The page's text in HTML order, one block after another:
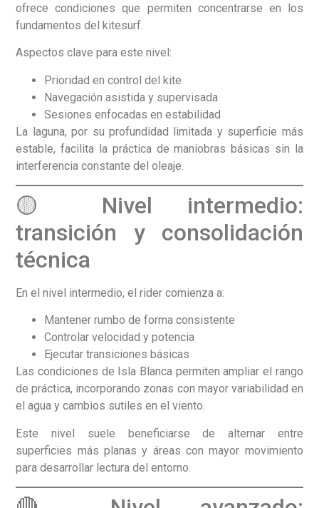
ofrece condiciones que permiten concentrarse en los
fundamentos del kitesurf.
Aspectos clave para este nivel:
Prioridad en control del kite
Navegación asistida y supervisada
Sesiones enfocadas en estabilidad
La laguna, por su profundidad limitada y superficie más
estable, facilita la práctica de maniobras básicas sin la
interferencia constante del oleaje.
🟡 Nivel intermedio:
transición y consolidación
técnica
En el nivel intermedio, el rider comienza a:
Mantener rumbo de forma consistente
Controlar velocidad y potencia
Ejecutar transiciones básicas
Las condiciones de Isla Blanca permiten ampliar el rango
de práctica, incorporando zonas con mayor variabilidad en
el agua y cambios sutiles en el viento.
Este nivel suele beneficiarse de alternar entre
superficies más planas y áreas con mayor movimiento
para desarrollar lectura del entorno.